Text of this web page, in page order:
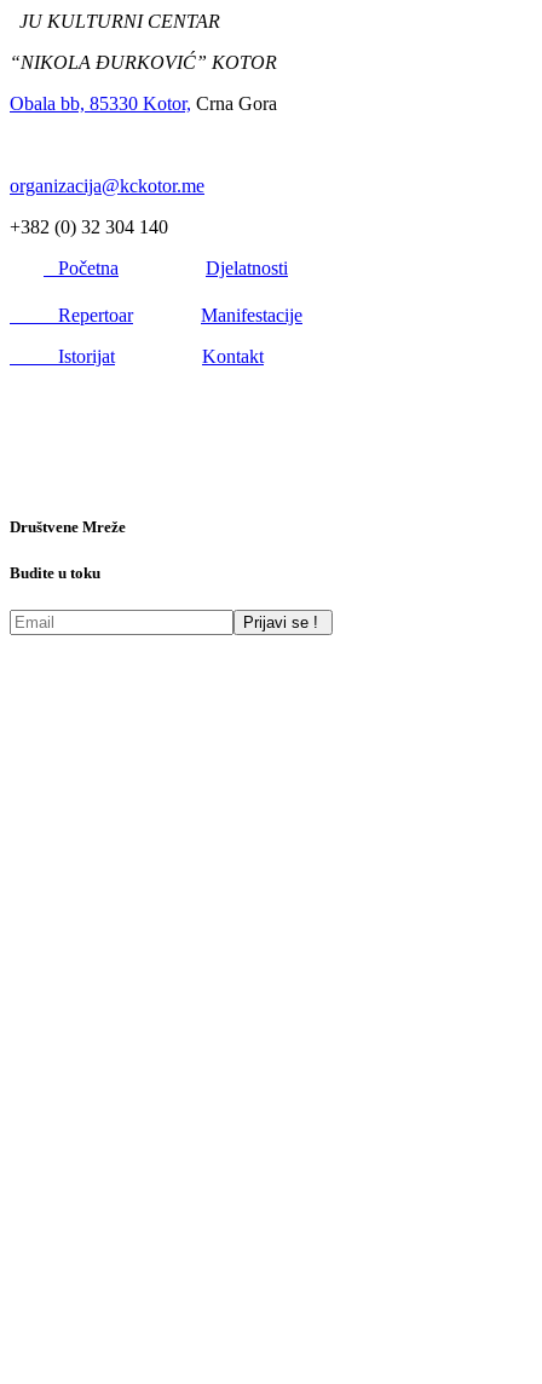
JU KULTURNI CENTAR
“NIKOLA ĐURKOVIĆ” KOTOR
Obala bb, 85330 Kotor, Crna Gora
organizacija@kckotor.me
+382 (0) 32 304 140
Početna
Djelatnosti
Repertoar
Manifestacije
Istorijat
Kontakt
Društvene Mreže
Budite u toku